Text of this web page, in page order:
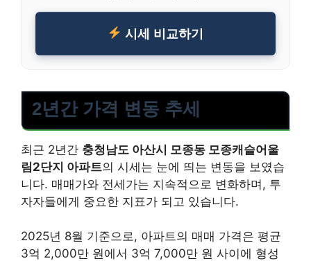
시세 비교하기
2년간 가격 변동 추세
최근 2년간 충청남도 아산시 모종동 모종캐슬어울
림2단지 아파트의 시세는 눈에 띄는 변동을 보였습
니다. 매매가와 전세가는 지속적으로 변화하며, 투
자자들에게 중요한 지표가 되고 있습니다.
2025년 8월 기준으로, 아파트의 매매 가격은 평균
3억 2,000만 원에서 3억 7,000만 원 사이에 형성